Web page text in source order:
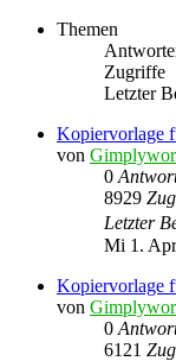
Themen
Zugriffe
Letzter
Kopiervorlage
von
0
8929
Letzter
Mi 1.
Kopiervorlage
von
0
6121